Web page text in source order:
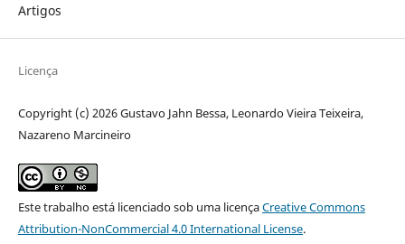
Artigos
Licença
Copyright (c) 2026 Gustavo Jahn Bessa, Leonardo Vieira Teixeira,
Nazareno Marcineiro
Este trabalho está licenciado sob uma licençaCreative Commons
Attribution-NonCommercial 4.0 International License.